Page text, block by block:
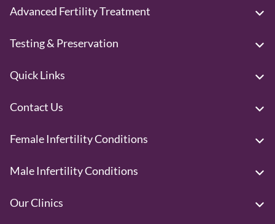
Advanced Fertility Treatment
Testing & Preservation
Quick Links
Contact Us
Female Infertility Conditions
Male Infertility Conditions
Our Clinics